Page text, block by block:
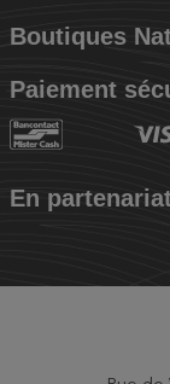
Boutiques
Paiement
En